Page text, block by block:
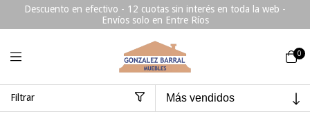
Descuento en efectivo - 12 cuotas sin interés en toda la web -
Envíos solo en Entre Ríos
0
Filtrar